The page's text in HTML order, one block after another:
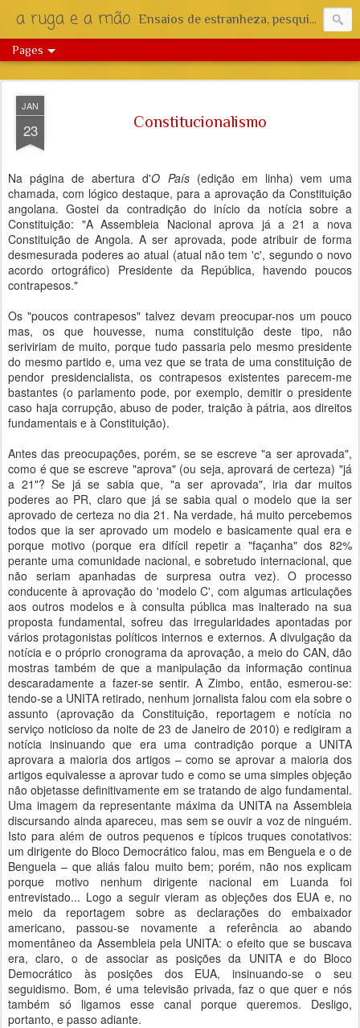
a ruga e a mão Ensaios de estranheza, pesquisa e reflexão.
Pages
JAN
23 Constitucionalismo
Na página de abertura d'O País(edição em linha) vem uma
chamada, com lógico destaque, para a aprovação da Constituição
angolana. Gostei da contradição do início da notícia sobre a
Constituição: "A Assembleia Nacional aprova já a 21 a nova
Constituição de Angola. A ser aprovada, pode atribuir de forma
desmesurada poderes ao atual (atual não tem 'c', segundo o novo
acordo ortográfico) Presidente da República, havendo poucos
contrapesos."
Os "poucos contrapesos" talvez devam preocupar-nos um pouco
mas, os que houvesse, numa constituição deste tipo, não
seriviriam de muito, porque tudo passaria pelo mesmo presidente
do mesmo partido e, uma vez que se trata de uma constituição de
pendor presidencialista, os contrapesos existentes parecem-me
bastantes (o parlamento pode, por exemplo, demitir o presidente
caso haja corrupção, abuso de poder, traição à pátria, aos direitos
fundamentais e à Constituição).
Antes das preocupações, porém, se se escreve "a ser aprovada",
como é que se escreve "aprova" (ou seja, aprovará de certeza) "já
a 21"? Se já se sabia que, "a ser aprovada", iria dar muitos
poderes ao PR, claro que já se sabia qual o modelo que ia ser
aprovado de certeza no dia 21. Na verdade, há muito percebemos
todos que ia ser aprovado um modelo e basicamente qual era e
porque motivo (porque era difícil repetir a "façanha" dos 82%
perante uma comunidade nacional, e sobretudo internacional, que
não seriam apanhadas de surpresa outra vez). O processo
conducente à aprovação do 'modelo C', com algumas articulações
aos outros modelos e à consulta pública mas inalterado na sua
proposta fundamental, sofreu das irregularidades apontadas por
vários protagonistas políticos internos e externos. A divulgação da
notícia e o próprio cronograma da aprovação, a meio do CAN, dão
mostras também de que a manipulação da informação continua
descaradamente a fazer-se sentir. A Zimbo, então, esmerou-se:
tendo-se a UNITA retirado, nenhum jornalista falou com ela sobre o
assunto (aprovação da Constituição, reportagem e notícia no
serviço noticioso da noite de 23 de Janeiro de 2010) e redigiram a
notícia insinuando que era uma contradição porque a UNITA
aprovara a maioria dos artigos – como se aprovar a maioria dos
artigos equivalesse a aprovar tudo e como se uma simples objeção
não objetasse definitivamente em se tratando de algo fundamental.
Uma imagem da representante máxima da UNITA na Assembleia
discursando ainda apareceu, mas sem se ouvir a voz de ninguém.
Isto para além de outros pequenos e típicos truques conotativos:
um dirigente do Bloco Democrático falou, mas em Benguela e o de
Benguela – que aliás falou muito bem; porém, não nos explicam
porque motivo nenhum dirigente nacional em Luanda foi
entrevistado... Logo a seguir vieram as objeções dos EUA e, no
meio da reportagem sobre as declarações do embaixador
americano, passou-se novamente a referência ao abando
momentâneo da Assembleia pela UNITA: o efeito que se buscava
era, claro, o de associar as posições da UNITA e do Bloco
Democrático às posições dos EUA, insinuando-se o seu
seguidismo. Bom, é uma televisão privada, faz o que quer e nós
também só ligamos esse canal porque queremos. Desligo,
portanto, e passo adiante.